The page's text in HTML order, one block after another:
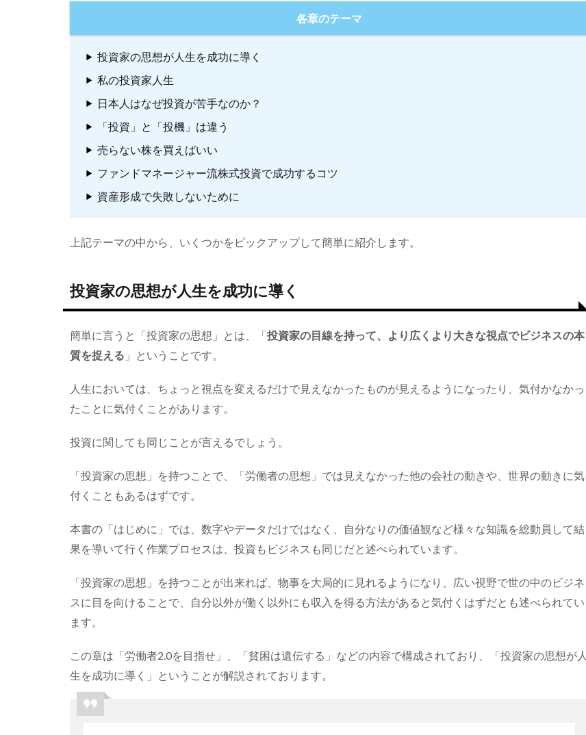
各章のテーマ
投資家の思想が人生を成功に導く
私の投資家人生
日本人はなぜ投資が苦手なのか？
「投資」と「投機」は違う
売らない株を買えばいい
ファンドマネージャー流株式投資で成功するコツ
資産形成で失敗しないために
上記テーマの中から、いくつかをピックアップして簡単に紹介します。
投資家の思想が人生を成功に導く
簡単に言うと「投資家の思想」とは、「投資家の目線を持って、より広くより大きな視点でビジネスの本
質を捉える 」ということです。
人生においては、ちょっと視点を変えるだけで見えなかったものが見えるようになったり、気付かなかっ
たことに気付くことがあります。
投資に関しても同じことが言えるでしょう。
「投資家の思想」を持つことで、「労働者の思想」では見えなかった他の会社の動きや、世界の動きに気
付くこともあるはずです。
本書の「はじめに」では、数字やデータだけではなく、自分なりの価値観など様々な知識を総動員して結
果を導いて行く作業プロセスは、投資もビジネスも同じだと述べられています。
「投資家の思想」を持つことが出来れば、物事を大局的に見れるようになり、広い視野で世の中のビジネ
スに目を向けることで、自分以外が働く以外にも収入を得る方法があると気付くはずだとも述べられてい
ます。
この章は「労働者2.0を目指せ」、「貧困は遺伝する」などの内容で構成されており、「投資家の思想が人
生を成功に導く」ということが解説されております。